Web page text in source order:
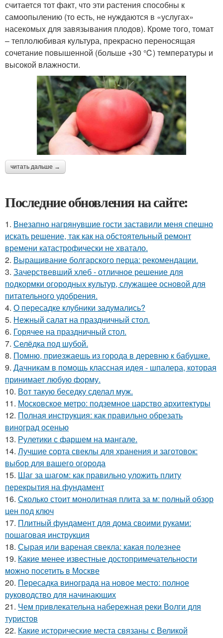
считается тот факт, что эти растения способны к
самоопылению (то есть, не нуждаются в «услугах»
насекомых для завязывания плодов). Кроме того, томат
– теплолюбивая культура, прекрасно переносящая
сочетание повышенной (больше +30 ℃) температуры и
высокой влажности.
читать дальше →
Последние обновления на сайте:
1. Внезапно нагрянувшие гости заставили меня спешно
искать решение, так как на обстоятельный ремонт
времени катастрофически не хватало.
2. Выращивание болгарского перца: рекомендации.
3. Зачерствевший хлеб - отличное решение для
подкормки огородных культур, служащее основой для
питательного удобрения.
4. О пересадке клубники задумались?
5. Нежный салат на праздничный стол.
6. Горячее на праздничный стол.
7. Селёдка под шубой.
8. Помню, приезжаешь из города в деревню к бабушке.
9. Дачникам в помощь классная идея - шпалера, которая
принимает любую форму.
10. Вот такую беседку сделал муж.
11. Московское метро: подземное царство архитектуры
12. Полная инструкция: как правильно обрезать
виноград осенью
13. Рулетики с фаршем на мангале.
14. Лучшие сорта свеклы для хранения и заготовок:
выбор для вашего огорода
15. Шаг за шагом: как правильно уложить плиту
перекрытия на фундамент
16. Сколько стоит монолитная плита за м: полный обзор
цен под ключ
17. Плитный фундамент для дома своими руками:
пошаговая инструкция
18. Сырая или вареная свекла: какая полезнее
19. Какие менее известные достопримечательности
можно посетить в Москве
20. Пересадка винограда на новое место: полное
руководство для начинающих
21. Чем привлекательна набережная реки Волги для
туристов
22. Какие исторические места связаны с Великой